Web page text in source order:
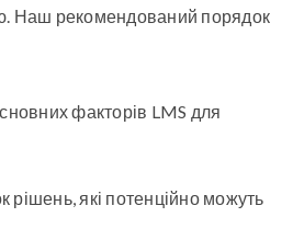
Наш рекомендований порядок
факторів LMS для
які потенційно можуть